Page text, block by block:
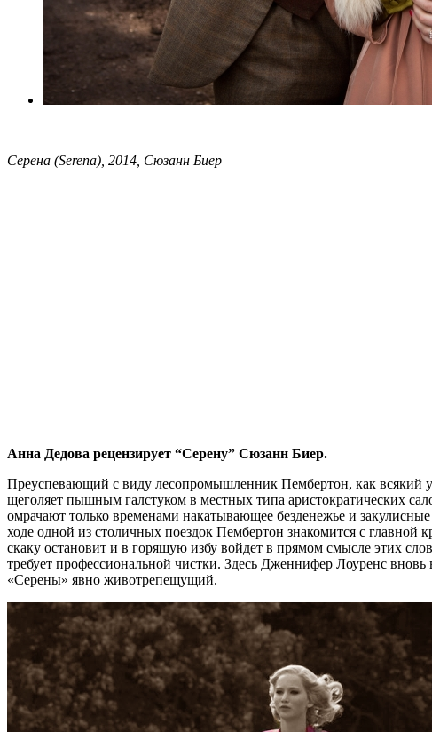
Серена (Serena), 2014, Сюзанн Биер
Анна Дедова рецензирует “Серену” Сюзанн Биер.
Преуспевающий с виду лесопромышленник Пембертон, как всякий
щеголяет пышным галстуком в местных типа аристократических
омрачают только временами накатывающее безденежье и
ходе одной из столичных поездок Пембертон знакомится с главной
скаку остановит и в горящую избу войдет в прямом смысле этих
требует профессиональной чистки. Здесь Дженнифер Лоуренс
«Серены» явно животрепещущий.